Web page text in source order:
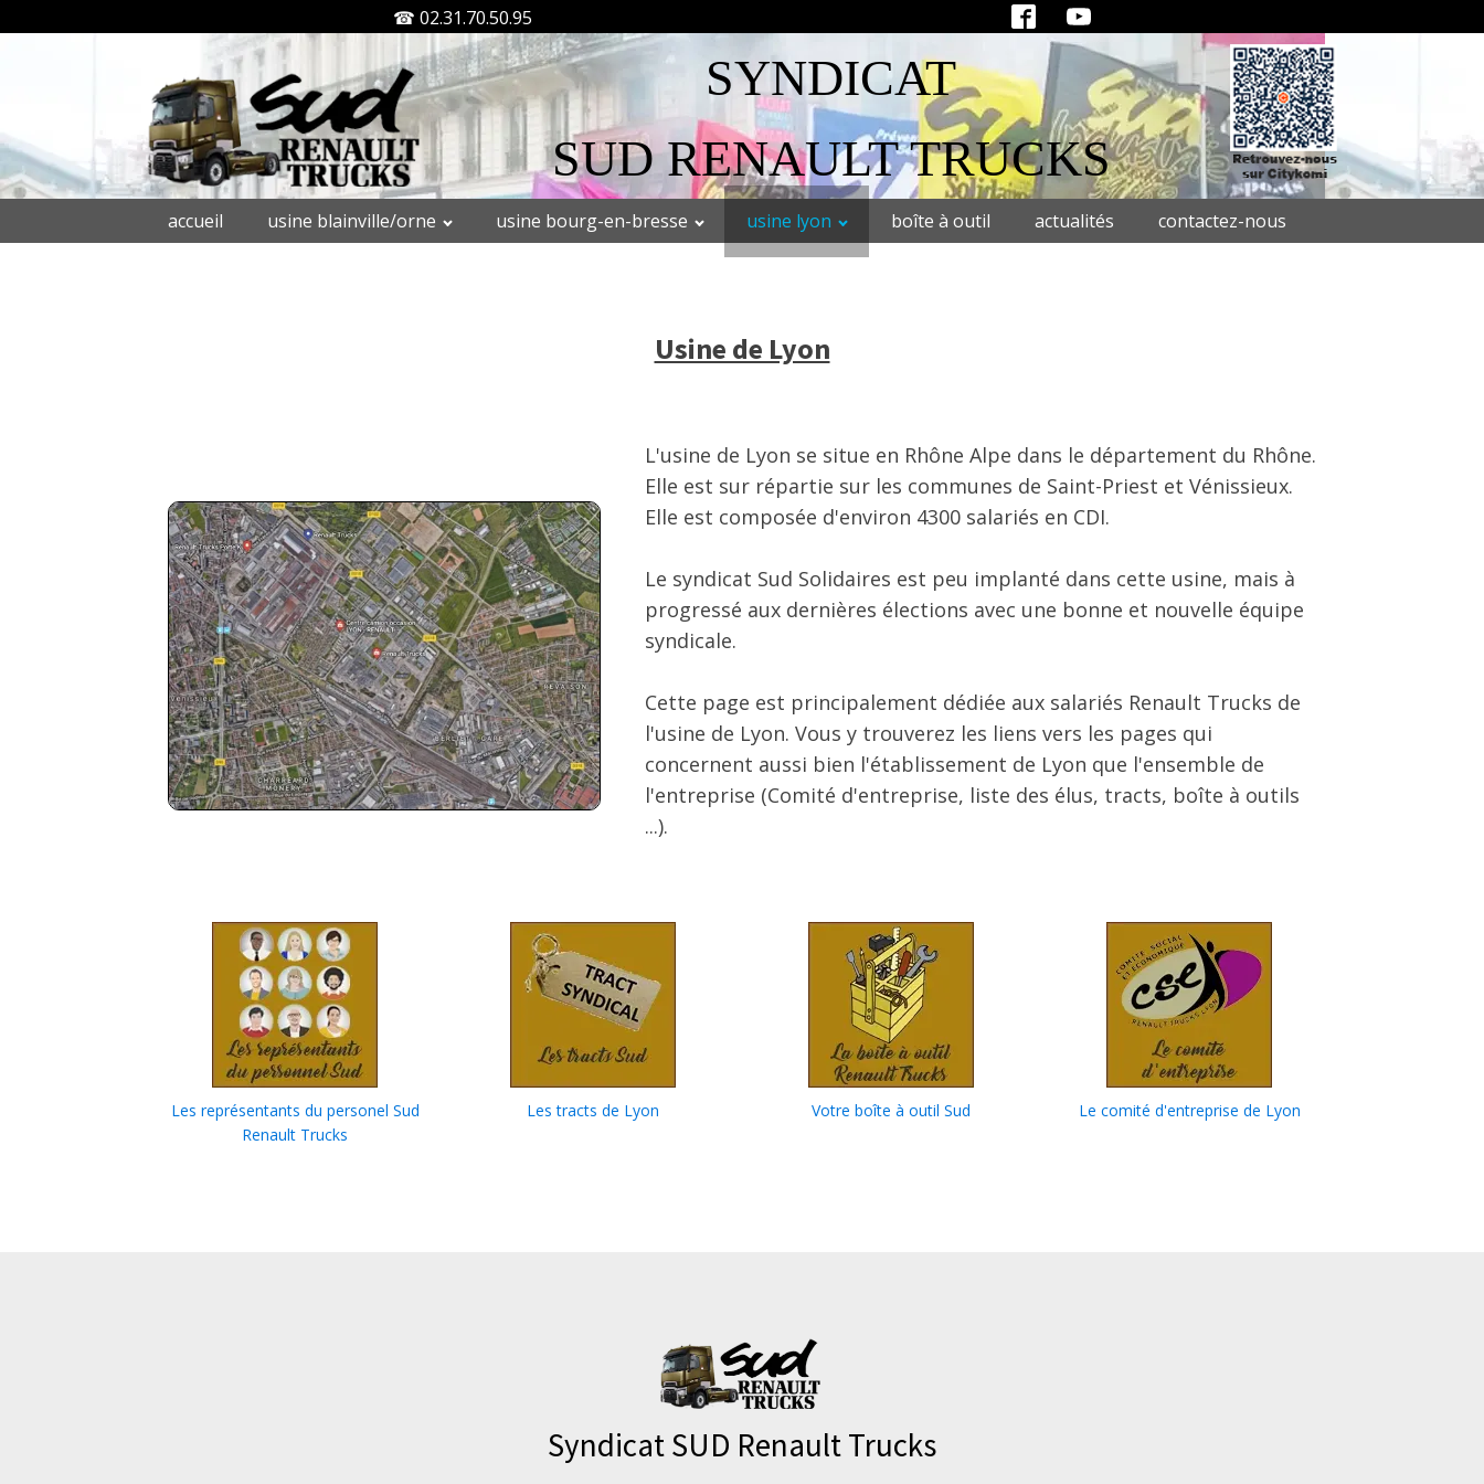
☎ 02.31.70.50.95
SYNDICAT
SUD RENAULT TRUCKS
accueil usine blainville/orne usine bourg-en-bresse usine lyon boîte à outil actualités contactez-nous
Usine de Lyon
L'usine de Lyon se situe en Rhône Alpe dans le département du Rhône.
Elle est sur répartie sur les communes de Saint-Priest et Vénissieux.
Elle est composée d'environ 4300 salariés en CDI.
Le syndicat Sud Solidaires est peu implanté dans cette usine, mais à
progressé aux dernières élections avec une bonne et nouvelle équipe
syndicale.
Cette page est principalement dédiée aux salariés Renault Trucks de
l'usine de Lyon. Vous y trouverez les liens vers les pages qui
concernent aussi bien l'établissement de Lyon que l'ensemble de
l'entreprise (Comité d'entreprise, liste des élus, tracts, boîte à outils
...).
Les représentants du personel Sud
Renault Trucks
Les tracts de Lyon Votre boîte à outil Sud Le comité d'entreprise de Lyon
Syndicat SUD Renault Trucks